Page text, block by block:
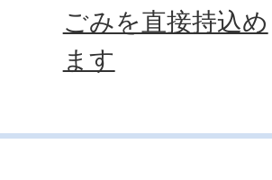
ごみを直接持込め
ます